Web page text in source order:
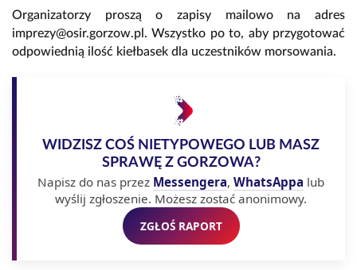
Organizatorzy proszą o zapisy mailowo na adres
imprezy@osir.gorzow.pl. Wszystko po to, aby przygotować
odpowiednią ilość kiełbasek dla uczestników morsowania.
WIDZISZ COŚ NIETYPOWEGO LUB MASZ
SPRAWĘ Z GORZOWA?
Napisz do nas przez Messengera, WhatsAppa lub
wyślij zgłoszenie. Możesz zostać anonimowy.
ZGŁOŚ RAPORT